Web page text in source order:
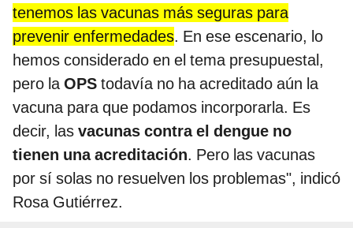
tenemos las vacunas más seguras para
prevenir enfermedades. En ese escenario, lo
hemos considerado en el tema presupuestal,
pero laOPS todavía no ha acreditado aún la
vacuna para que podamos incorporarla. Es
decir, las vacunas contra el dengue no
tienen una acreditación. Pero las vacunas
por sí solas no resuelven los problemas", indicó
Rosa Gutiérrez.